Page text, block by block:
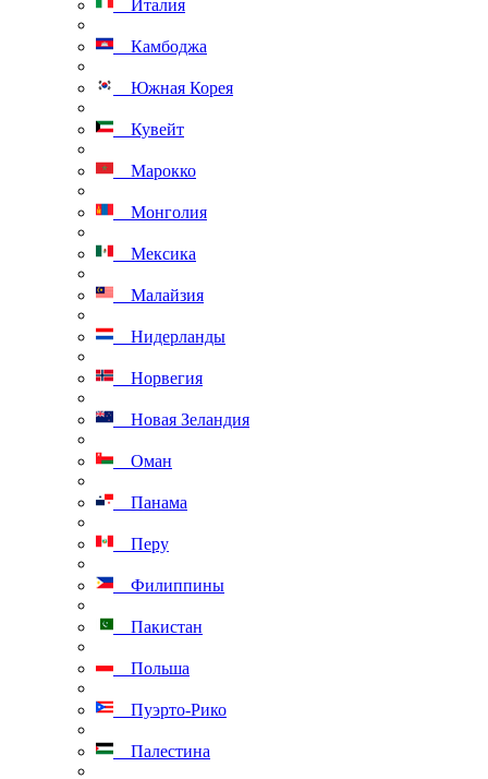
Италия
Камбоджа
Южная Корея
Кувейт
Марокко
Монголия
Мексика
Малайзия
Нидерланды
Норвегия
Новая Зеландия
Оман
Панама
Перу
Филиппины
Пакистан
Польша
Пуэрто-Рико
Палестина